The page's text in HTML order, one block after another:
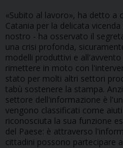
«Subito al lavoro», ha detto a
Catania per la delicata
nostro - ha osservato il
una crisi profonda,
modelli produttivi e
rimettere in moto con
stato per molti altri settori
tabù sostenere la stampa.
settore dell'informazione è
vengono classificati come
riconosciuta la sua funzione
del Paese: è attraverso
cittadini possono partecipare